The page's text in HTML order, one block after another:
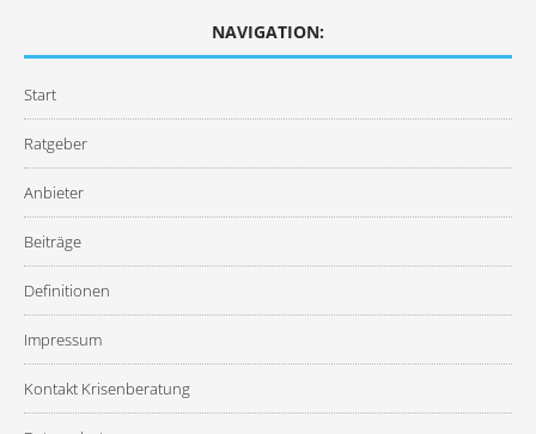
NAVIGATION:
Start
Ratgeber
Anbieter
Beiträge
Definitionen
Impressum
Kontakt Krisenberatung